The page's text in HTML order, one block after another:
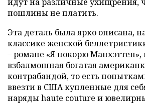
пошлины не платить.
Эта деталь была ярко описана,
классике женской
– романе «Я покорю Манхэттен»,
взбалмошная богатая
контрабандой, то есть
ввезти в США купленные для
наряды haute couture и